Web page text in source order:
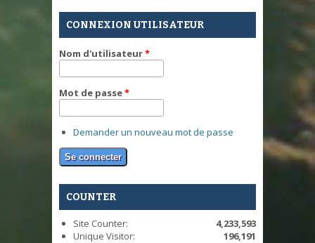
CONNEXION UTILISATEUR
Nom d'utilisateur*
Mot de passe*
Demander un nouveau mot de passe
COUNTER
Site Counter:
4,233,593
Unique Visitor:
196,191